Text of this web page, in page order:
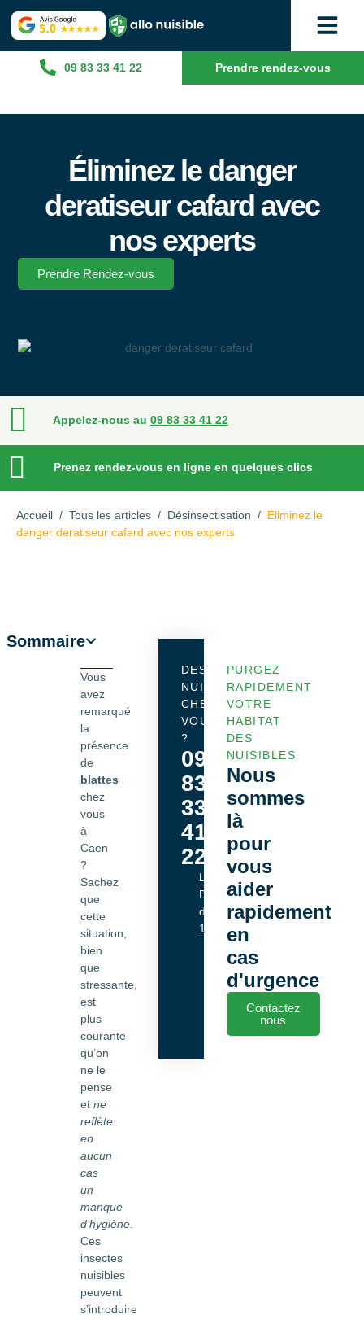
09 83 33 41 22 Prendre rendez-vous
Éliminez le danger
deratiseur cafard avec
nos experts
Prendre Rendez-vous
Appelez-nous au 09 83 33 41 22
Prenez rendez-vous en ligne en quelques clics
Accueil / Tous les articles / Désinsectisation / Éliminez le
danger deratiseur cafard avec nos experts
Sommaire
Vous
avez
remarqué
la
présence
de
blattes
chez
vous
à
Caen
?
Sachez
que
cette
situation,
bien
que
stressante,
est
plus
courante
qu’on
ne le
pense
etne
reflète
en
aucun
cas
un
manque
d’hygiène
Ces
insectes
nuisibles
peuvent
s’introduire
DES
NUISIBLES
CHEZ
VOUS
?
09
83
33
41
22
Lundi -
Dimanche
de 9h00 à
18h00
PURGEZ
RAPIDEMENT
VOTRE
HABITAT
DES
NUISIBLES
Nous
sommes
là
pour
vous
aider
rapidement
en
cas
d'urgence
Contactez
nous